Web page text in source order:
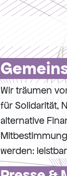
Wir träumen
für Solidarität,
alternative
werden: